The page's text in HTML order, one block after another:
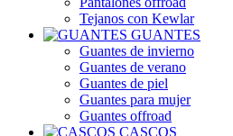
Tejanos con Kewlar
GUANTES
Guantes de invierno
Guantes de verano
Guantes de piel
Guantes para mujer
Guantes offroad
CASCOS